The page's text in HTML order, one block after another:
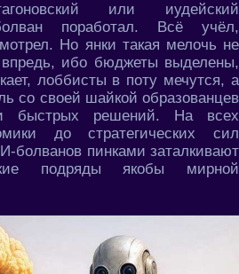
или иудейский
поработал. Всё учёл,
Но янки такая мелочь не
ибо бюджеты выделены,
лоббисты в поту мечутся, а
со своей шайкой образованцев
быстрых решений. На всех
до стратегических сил
болванов пинками заталкивают
подряды якобы мирной